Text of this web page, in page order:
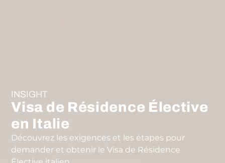
INSIGHT
Visa de Résidence Élective
en Italie
Découvrez les exigences et les étapes pour
demander et obtenir le Visa de Résidence